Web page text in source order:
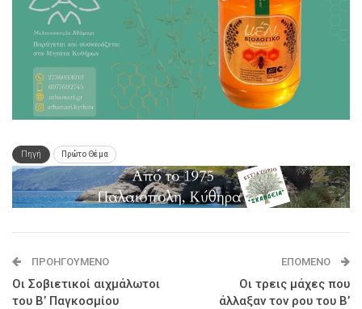
Πηγή Πρώτο Θέμα
ΠΡΟΗΓΟΎΜΕΝΟ
Οι Σοβιετικοί αιχμάλωτοι
του Β’ Παγκοσμίου
ΕΠΌΜΕΝΟ
Οι τρεις μάχες που
άλλαξαν τον ρου του Β’